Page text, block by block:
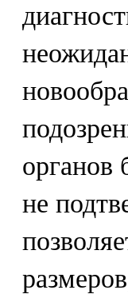
органов
не